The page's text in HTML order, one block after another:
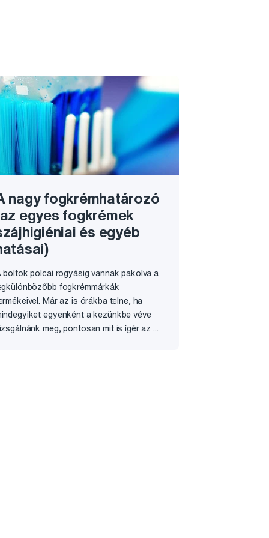
nagy fogkrémhatározó
egyes fogkrémek
és egyéb
boltok polcai rogyásig vannak pakolva a
fogkrémmárkák
Már az is órákba telne, ha
egyenként a kezünkbe véve
meg, pontosan mit is ígér az ...